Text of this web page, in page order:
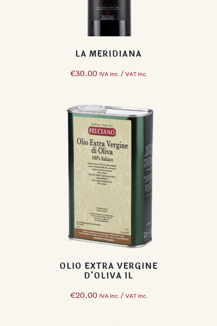
LA MERIDIANA
€30.00 IVA inc. / VAT inc.
OLIO EXTRA VERGINE
D’OLIVA 1L
€20.00 IVA inc. / VAT inc.